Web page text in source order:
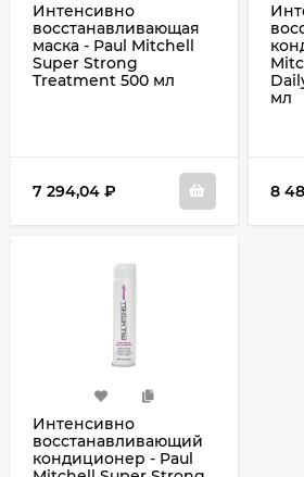
Интенсивно
восстанавливающая
маска - Paul Mitchell
Super Strong
Treatment 500 мл
7 294,04 ₽
мл
8
Интенсивно
восстанавливающий
кондиционер - Paul